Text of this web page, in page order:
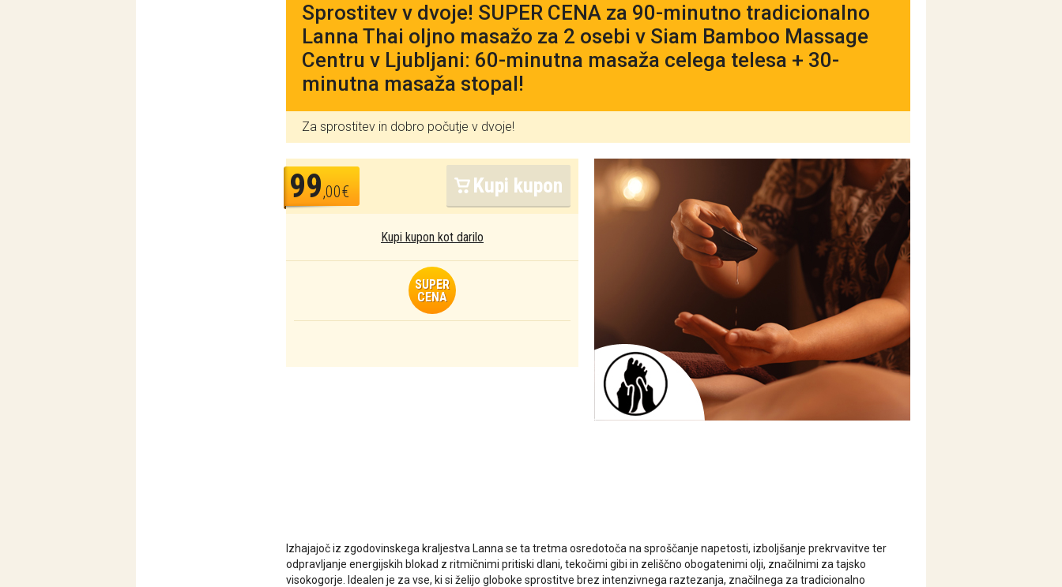
Sprostitev v dvoje! SUPER CENA za 90-minutno tradicionalno
Lanna Thai oljno masažo za 2 osebi v Siam Bamboo Massage
Centru v Ljubljani: 60-minutna masaža celega telesa + 30-
minutna masaža stopal!
Za sprostitev in dobro počutje v dvoje!
99,00€ Kupi kupon
Kupi kupon kot darilo
SUPER
CENA
Izhajajoč iz zgodovinskega kraljestva Lanna se ta tretma osredotoča na sproščanje napetosti, izboljšanje prekrvavitve ter
odpravljanje energijskih blokad z ritmičnimi pritiski dlani, tekočimi gibi in zeliščno obogatenimi olji, značilnimi za tajsko
visokogorje. Idealen je za vse, ki si želijo globoke sprostitve brez intenzivnega raztezanja, značilnega za tradicionalno